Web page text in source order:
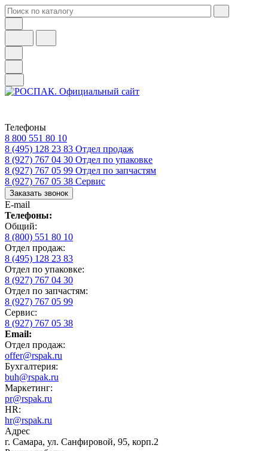
Телефоны
8 800 551 80 10
8 (495) 128 23 83 Отдел продаж
8 (927) 767 04 30 Отдел по упаковке
8 (927) 767 05 99 Отдел по запчастям
8 (927) 767 05 38 Сервис
Заказать звонок
E-mail
Телефоны:
Общий:
8 (800) 551 80 10
Отдел продаж:
8 (495) 128 23 83
Отдел по упаковке:
8 (927) 767 04 30
Отдел по запчастям:
8 (927) 767 05 99
Сервис:
8 (927) 767 05 38
Email:
Отдел продаж:
offer@rspak.ru
Бухгалтерия:
buh@rspak.ru
Маркетинг:
pr@rspak.ru
HR:
hr@rspak.ru
Адрес
г. Самара, ул. Санфировой, 95, корп.2